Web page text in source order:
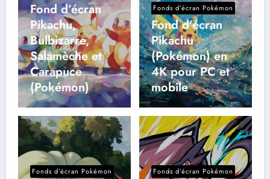
Fond d’écran
Pikachu,
Bulbizarre,
Salamèche et
Carapuce
(Pokémon)
Fonds d’écran Pokémon
Fond d’écran
Pikachu
(Pokémon) en
4K pour PC et
mobile
Fonds d’écran Pokémon Fonds d’écran Pokémon